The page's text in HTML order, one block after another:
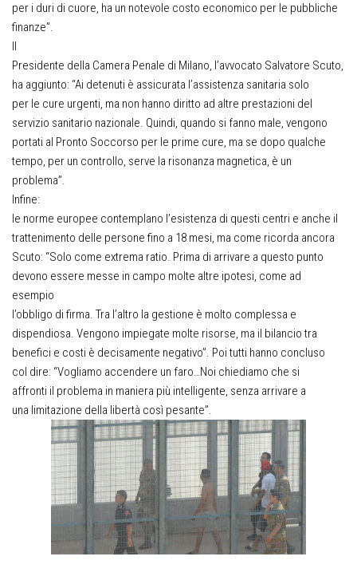
per i duri di cuore, ha un notevole costo economico per le pubbliche
finanze”.
Il
Presidente della Camera Penale di Milano, l’avvocato Salvatore Scuto,
ha aggiunto: “Ai detenuti è assicurata l’assistenza sanitaria solo
per le cure urgenti, ma non hanno diritto ad altre prestazioni del
servizio sanitario nazionale. Quindi, quando si fanno male, vengono
portati al Pronto Soccorso per le prime cure, ma se dopo qualche
tempo, per un controllo, serve la risonanza magnetica, è un
problema”.
Infine:
le norme europee contemplano l’esistenza di questi centri e anche il
trattenimento delle persone fino a 18 mesi, ma come ricorda ancora
Scuto: “Solo come extrema ratio. Prima di arrivare a questo punto
devono essere messe in campo molte altre ipotesi, come ad
esempio
l’obbligo di firma. Tra l’altro la gestione è molto complessa e
dispendiosa. Vengono impiegate molte risorse, ma il bilancio tra
benefici e costi è decisamente negativo”. Poi tutti hanno concluso
col dire: “Vogliamo accendere un faro…Noi chiediamo che si
affronti il problema in maniera più intelligente, senza arrivare a
una limitazione della libertà così pesante”.